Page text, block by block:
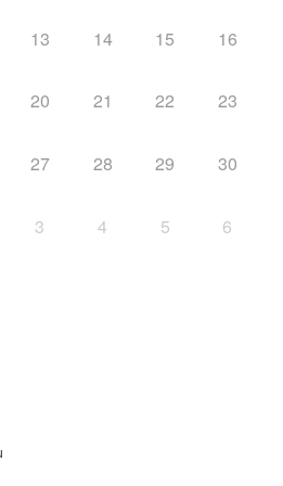
13 14 15 16
20 21 22 23
27 28 29 30
3 4 5 6